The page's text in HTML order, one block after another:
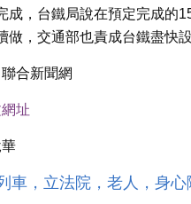
成，台鐵局說在預定完成的
做，交通部也責成台鐵盡快設
聯合新聞網
址
車，立法院，老人，身